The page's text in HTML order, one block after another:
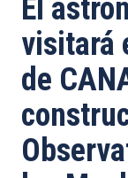
ayuda
a
la
El
visitará
de